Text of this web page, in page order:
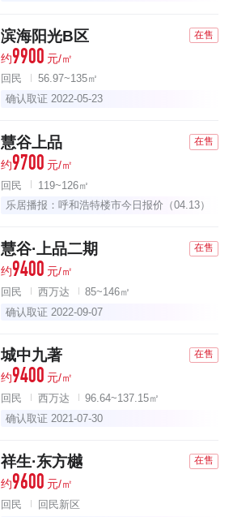
滨海阳光B区 在售
约9900 元/㎡
回民
56.97~135㎡
确认取证 2022-05-23
慧谷上品 在售
约9700 元/㎡
回民
119~126㎡
乐居播报：呼和浩特楼市今日报价（04.13）
慧谷·上品二期 在售
约9400 元/㎡
回民 西万达
85~146㎡
确认取证 2022-09-07
城中九著 在售
约9400 元/㎡
回民 西万达
96.64~137.15㎡
确认取证 2021-07-30
祥生·东方樾 在售
约9600 元/㎡
回民
回民新区